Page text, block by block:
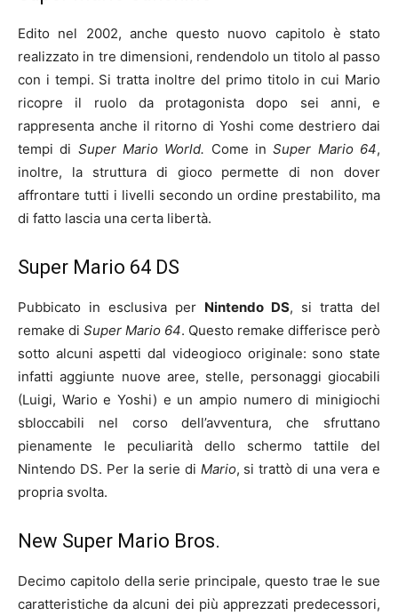
Edito nel 2002, anche questo nuovo capitolo è stato
realizzato in tre dimensioni, rendendolo un titolo al passo
con i tempi. Si tratta inoltre del primo titolo in cui Mario
ricopre il ruolo da protagonista dopo sei anni, e
rappresenta anche il ritorno di Yoshi come destriero dai
tempi di Super Mario World. Come inSuper Mario 64,
inoltre, la struttura di gioco permette di non dover
affrontare tutti i livelli secondo un ordine prestabilito, ma
di fatto lascia una certa libertà.
Super Mario 64 DS
Pubbicato in esclusiva per Nintendo DS, si tratta del
remake di Super Mario 64. Questo remake differisce però
sotto alcuni aspetti dal videogioco originale: sono state
infatti aggiunte nuove aree, stelle, personaggi giocabili
(Luigi, Wario e Yoshi) e un ampio numero di minigiochi
sbloccabili nel corso dell’avventura, che sfruttano
pienamente le peculiarità dello schermo tattile del
Nintendo DS. Per la serie di Mario, si trattò di una vera e
propria svolta.
New Super Mario Bros.
Decimo capitolo della serie principale, questo trae le sue
caratteristiche da alcuni dei più apprezzati predecessori,